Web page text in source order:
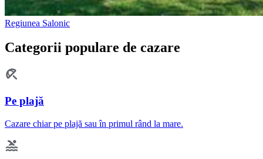
Regiunea Salonic
Categorii populare de cazare
Pe plajă
Cazare chiar pe plajă sau în primul rând la mare.